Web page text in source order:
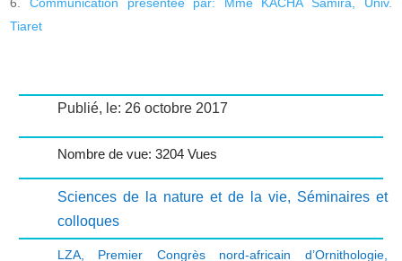
Tiaret
Publié, le: 26 octobre 2017
Nombre de vue: 3204 Vues
Sciences de la nature et de la vie, Séminaires et
colloques
LZA, Premier Congrès nord-africain d’Ornithologie,